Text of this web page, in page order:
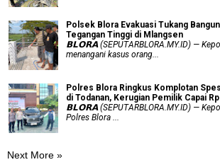
Polsek Blora Evakuasi Tukang
Tegangan Tinggi di Mlangsen
𝗕𝗟𝗢𝗥𝗔 (SEPUTARBLORA.MY.ID) —
menangani kasus orang...
Polres Blora Ringkus Komplotan
di Todanan, Kerugian Pemilik Capai
𝗕𝗟𝗢𝗥𝗔 (SEPUTARBLORA.MY.ID) —
Polres Blora ...
Next More »